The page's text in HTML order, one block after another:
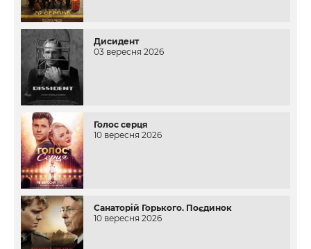
Дисидент
03 вересня 2026
Голос серця
10 вересня 2026
Санаторій Горького. Поєдинок
10 вересня 2026